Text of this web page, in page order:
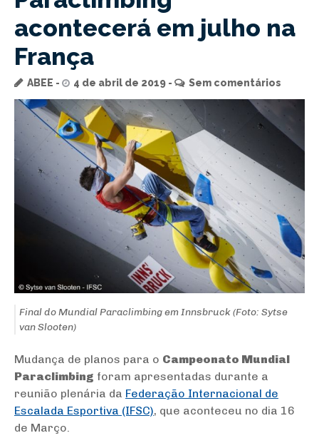
acontecerá em julho na
França
ABEE 4 de abril de 2019 Sem comentários
Final do Mundial Paraclimbing em Innsbruck (Foto: Sytse
van Slooten)
Mudança de planos para o Campeonato Mundial
Paraclimbing foram apresentadas durante a
reunião plenária da Federação Internacional de
Escalada Esportiva (IFSC), que aconteceu no dia 16
de Março.